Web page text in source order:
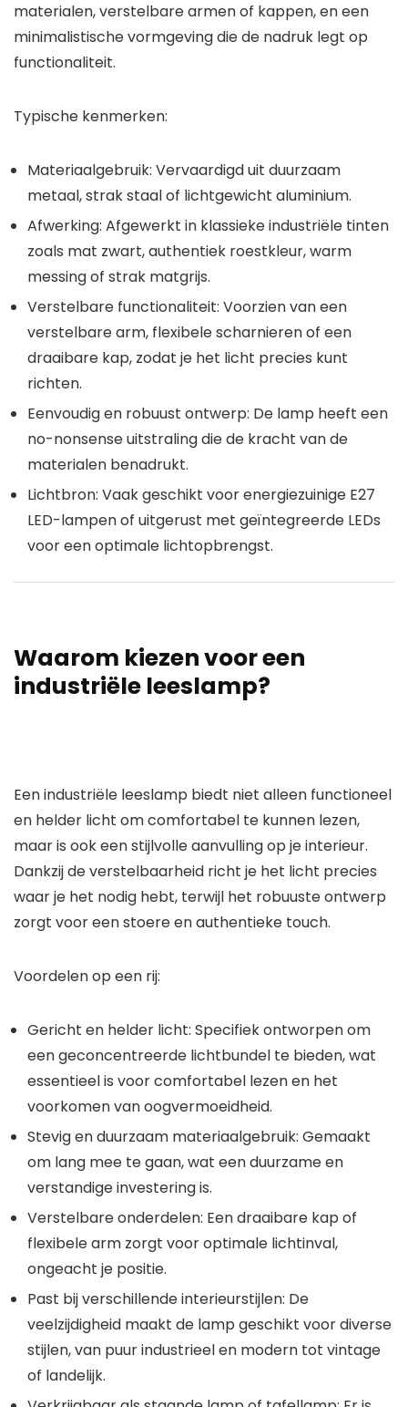
materialen, verstelbare armen of kappen, en een
minimalistische vormgeving die de nadruk legt op
functionaliteit.
Typische kenmerken:
Materiaalgebruik: Vervaardigd uit duurzaam
metaal, strakstaalof lichtgewicht aluminium.
Afwerking: Afgewerkt in klassieke industriële tinten
zoals mat zwart, authentiek roestkleur, warm
messingof strak matgrijs.
Verstelbare functionaliteit: Voorzien van een
verstelbare arm, flexibele scharnieren of een
draaibare kap, zodat je het licht precies kunt
richten.
Eenvoudig en robuust ontwerp: De lamp heeft een
no-nonsense uitstraling die de kracht van de
materialen benadrukt.
Lichtbron: Vaak geschikt voor energiezuinige E27
LED-lampenof uitgerust met geïntegreerde LEDs
voor een optimale lichtopbrengst.
Waarom kiezen voor een
industriële leeslamp?
Eenindustriële leeslamp biedt niet alleen functioneel
en helder licht om comfortabel te kunnen lezen,
maar is ook een stijlvolle aanvulling op je interieur.
Dankzij de verstelbaarheid richt je het licht precies
waar je het nodig hebt, terwijl het robuuste ontwerp
zorgt voor een stoere en authentieke touch.
Voordelen op een rij:
Gericht en helder licht: Specifiek ontworpen om
een geconcentreerde lichtbundel te bieden, wat
essentieel is voor comfortabel lezen en het
voorkomen van oogvermoeidheid.
Stevig en duurzaam materiaalgebruik: Gemaakt
om lang mee te gaan, wat een duurzame en
verstandige investering is.
Verstelbare onderdelen: Een draaibare kap of
flexibele arm zorgt voor optimale lichtinval,
ongeacht je positie.
Past bij verschillende interieurstijlen: De
veelzijdigheid maakt de lamp geschikt voor diverse
stijlen, van puur industrieel en modern tot vintage
of landelijk.